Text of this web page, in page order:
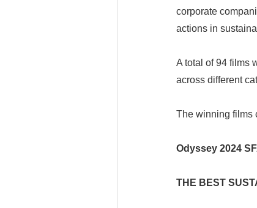
corporate
actions in
A total of 94 films
across different
The winning films
Odyssey 2024
THE BEST